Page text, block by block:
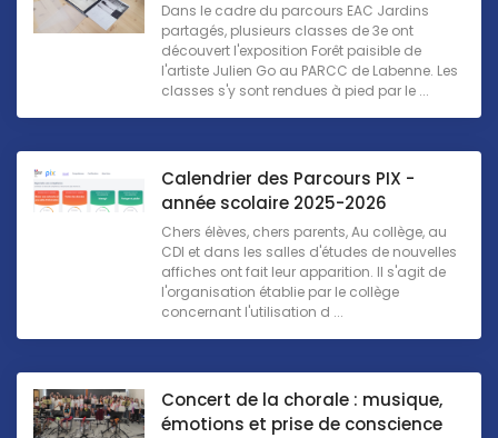
Dans le cadre du parcours EAC Jardins
partagés, plusieurs classes de 3e ont
découvert l'exposition Forêt paisible de
l'artiste Julien Go au PARCC de Labenne. Les
classes s'y sont rendues à pied par le ...
Calendrier des Parcours PIX -
année scolaire 2025-2026
Chers élèves, chers parents, Au collège, au
CDI et dans les salles d'études de nouvelles
affiches ont fait leur apparition. Il s'agit de
l'organisation établie par le collège
concernant l'utilisation d ...
Concert de la chorale : musique,
émotions et prise de conscience